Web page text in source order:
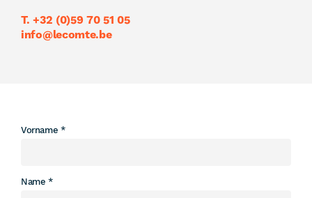
T. +32 (0)59 70 51 05
info@lecomte.be
Leave
Vorname
Name